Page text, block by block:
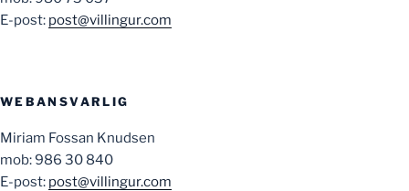
E-post: post@villingur.com
WEBANSVARLIG
Miriam Fossan Knudsen
mob: 986 30 840
E-post: post@villingur.com